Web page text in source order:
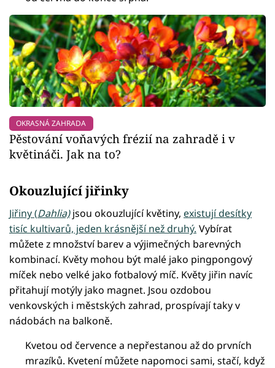
OKRASNÁ ZAHRADA
Pěstování voňavých frézií na zahradě i v
květináči. Jak na to?
Okouzlující jiřinky
Jiřiny (Dahlia)jsou okouzlující květiny, existují desítky
tisíc kultivarů, jeden krásnější než druhý. Vybírat
můžete z množství barev a výjimečných barevných
kombinací. Květy mohou být malé jako pingpongový
míček nebo velké jako fotbalový míč. Květy jiřin navíc
přitahují motýly jako magnet. Jsou ozdobou
venkovských i městských zahrad, prospívají taky v
nádobách na balkoně.
Kvetou od července a nepřestanou až do prvních
mrazíků. Kvetení můžete napomoci sami, stačí, když